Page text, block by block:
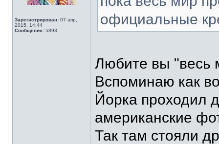
Зарегистрирован: 07 апр,
2015, 14:44
Сообщения: 5893
официальные
Любите вы "весь
Вспоминаю как
Йорка проходил
американские
Так там стояли